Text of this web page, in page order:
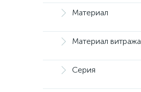
Материал
Материал витража
Серия